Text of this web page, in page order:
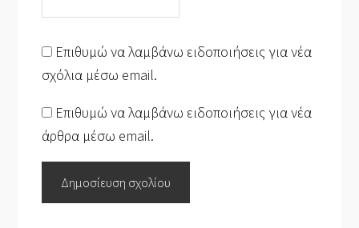
Επιθυμώ να λαμβάνω ειδοποιήσεις για νέα
σχόλια μέσω email.
Επιθυμώ να λαμβάνω ειδοποιήσεις για νέα
άρθρα μέσω email.